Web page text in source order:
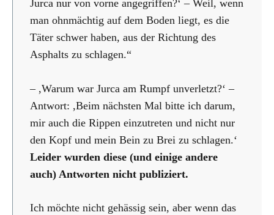
Jurca nur von vorne angegriffen?‘ – Weil, wenn
man ohnmächtig auf dem Boden liegt, es die
Täter schwer haben, aus der Richtung des
Asphalts zu schlagen.“
– ,Warum war Jurca am Rumpf unverletzt?‘ –
Antwort: ,Beim nächsten Mal bitte ich darum,
mir auch die Rippen einzutreten und nicht nur
den Kopf und mein Bein zu Brei zu schlagen.‘
Leider wurden diese (und einige andere
auch) Antworten nicht publiziert.
Ich möchte nicht gehässig sein, aber wenn das